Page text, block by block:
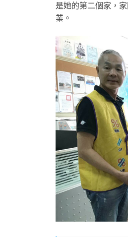
是她的第二個家，
業。